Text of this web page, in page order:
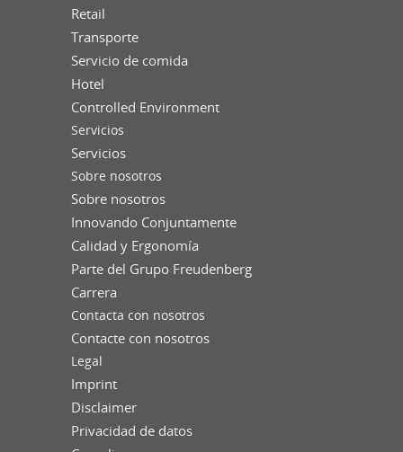
Retail
Transporte
Servicio de comida
Hotel
Controlled Environment
Servicios
Servicios
Sobre nosotros
Sobre nosotros
Innovando Conjuntamente
Calidad y Ergonomía
Parte del Grupo Freudenberg
Carrera
Contacta con nosotros
Contacte con nosotros
Legal
Imprint
Disclaimer
Privacidad de datos